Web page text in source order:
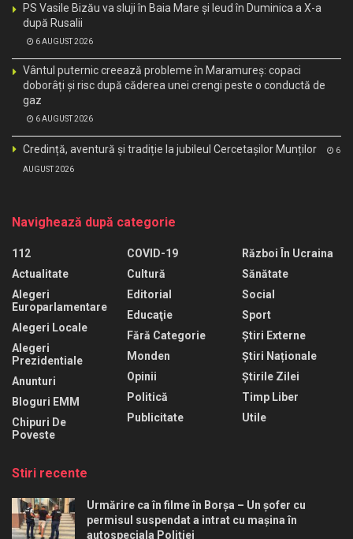
PS Vasile Bizău va sluji în Baia Mare și Ieud în Duminica a X-a
după Rusalii
6 AUGUST 2026
Vântul puternic creează probleme în Maramureș: copaci
doborâți și risc după căderea unei crengi peste o conductă de
gaz
6 AUGUST 2026
Credință, aventură și tradiție la jubileul Cercetașilor Munților 6
AUGUST 2026
Navighează după categorie
112
Actualitate
Alegeri
Europarlamentare
Alegeri Locale
Alegeri
Prezidentiale
Anunturi
Bloguri EMM
Chipuri De
Poveste
COVID-19
Cultură
Editorial
Educaţie
Fără Categorie
Monden
Opinii
Politică
Publicitate
Război În Ucraina
Sănătate
Social
Sport
Știri Externe
Știri Naționale
Știrile Zilei
Timp Liber
Utile
Stiri recente
Urmărire ca în filme în Borșa – Un șofer cu
permisul suspendat a intrat cu mașina în
autospeciala Poliției